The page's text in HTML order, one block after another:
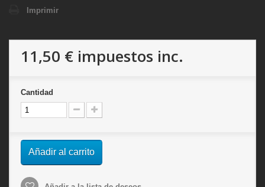
Imprimir
11,50 € impuestos inc.
Cantidad
Añadir al carrito